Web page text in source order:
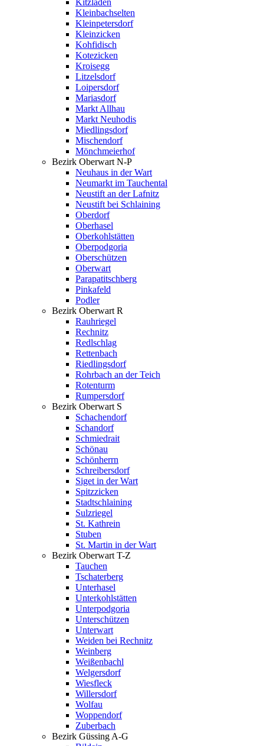
Kitzladen
Kleinbachselten
Kleinpetersdorf
Kleinzicken
Kohfidisch
Kotezicken
Kroisegg
Litzelsdorf
Loipersdorf
Mariasdorf
Markt Allhau
Markt Neuhodis
Miedlingsdorf
Mischendorf
Mönchmeierhof
Bezirk Oberwart N-P
Neuhaus in der Wart
Neumarkt im Tauchental
Neustift an der Lafnitz
Neustift bei Schlaining
Oberdorf
Oberhasel
Oberkohlstätten
Oberpodgoria
Oberschützen
Oberwart
Parapatitschberg
Pinkafeld
Podler
Bezirk Oberwart R
Rauhriegel
Rechnitz
Redlschlag
Rettenbach
Riedlingsdorf
Rohrbach an der Teich
Rotenturm
Rumpersdorf
Bezirk Oberwart S
Schachendorf
Schandorf
Schmiedrait
Schönau
Schönherrn
Schreibersdorf
Siget in der Wart
Spitzzicken
Stadtschlaining
Sulzriegel
St. Kathrein
Stuben
St. Martin in der Wart
Bezirk Oberwart T-Z
Tauchen
Tschaterberg
Unterhasel
Unterkohlstätten
Unterpodgoria
Unterschützen
Unterwart
Weiden bei Rechnitz
Weinberg
Weißenbachl
Welgersdorf
Wiesfleck
Willersdorf
Wolfau
Woppendorf
Zuberbach
Bezirk Güssing A-G